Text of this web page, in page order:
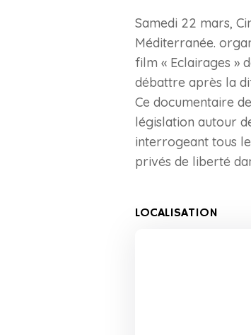
Samedi 22 mars,
Méditerranée.
film « Eclairages »
débattre après la
Ce documentaire
législation autour
interrogeant tous
privés de liberté
LOCALISATION